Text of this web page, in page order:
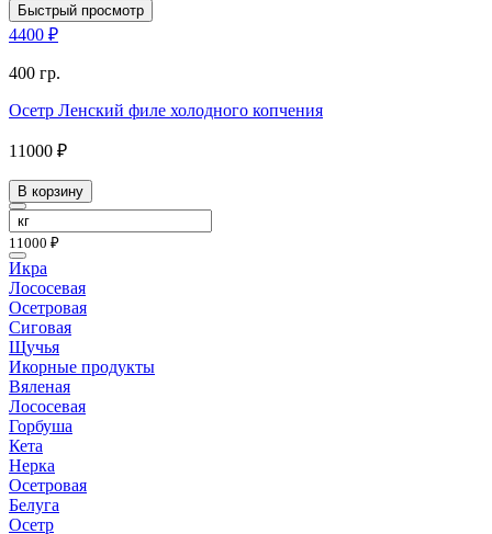
Быстрый просмотр
4400 ₽
400 гр.
Осетр Ленский филе холодного копчения
11000 ₽
В корзину
11000 ₽
Икра
Лососевая
Осетровая
Сиговая
Щучья
Икорные продукты
Вяленая
Лососевая
Горбуша
Кета
Нерка
Осетровая
Белуга
Осетр